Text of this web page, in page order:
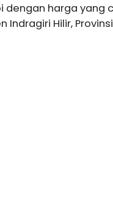
dengan harga yang
Hilir, Provinsi